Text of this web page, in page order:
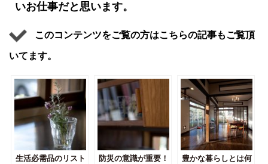
いお仕事だと思います。
このコンテンツをご覧の方はこちらの記事もご覧頂
いてます。
生活必需品のリスト
防災の意識が重要！
豊かな暮らしとは何